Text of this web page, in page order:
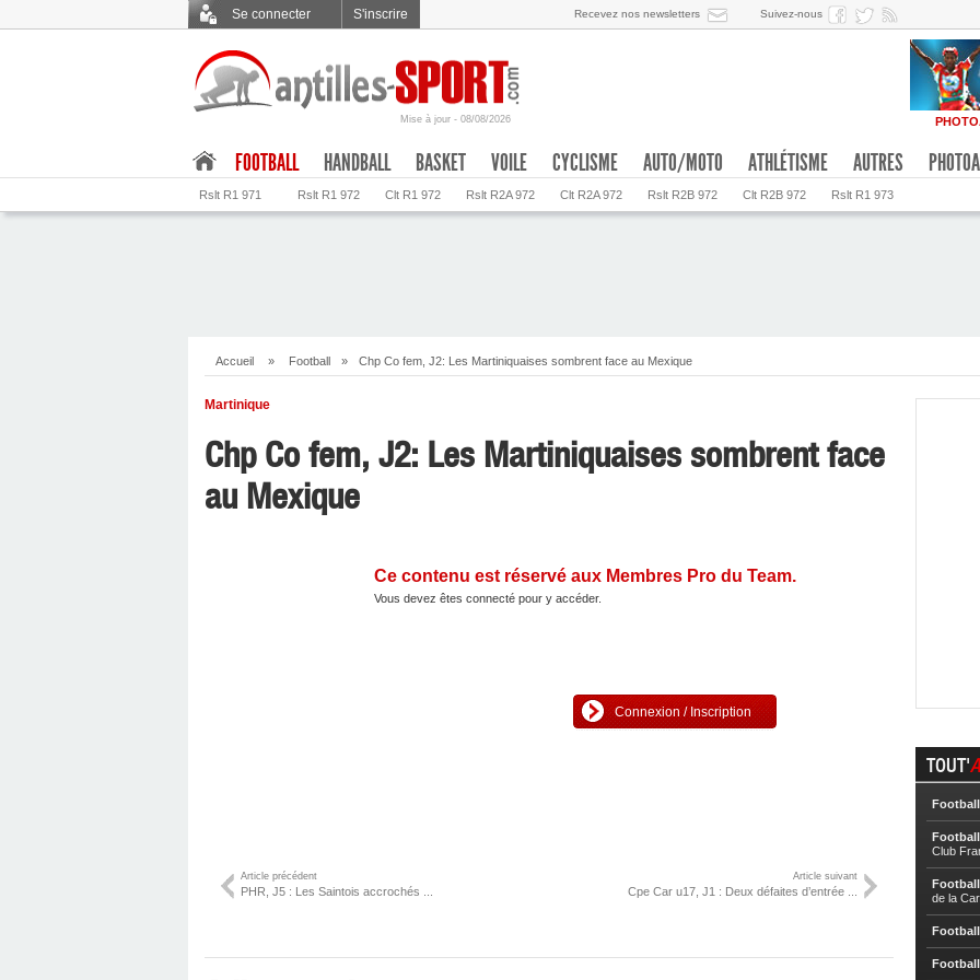
Se connecter S'inscrire Recevez nos newsletters Suivez-nous
Mise à jour - 08/08/2026
FOOTBALL
Rslt R1 971 Rslt R1 972 Clt R1 972 Rslt R2A 972 Clt R2A 972 Rslt R2B 972 Clt R2B 972 Rslt R1 973
HANDBALL BASKET VOILE CYCLISME AUTO/MOTO ATHLÉTISME AUTRES
Accueil » Football » Chp Co fem, J2: Les Martiniquaises sombrent face au Mexique
Martinique
Chp Co fem, J2: Les Martiniquaises sombrent face
au Mexique
Ce contenu est réservé aux Membres Pro du Team.
Vous devez êtes connecté pour y accéder.
Connexion / Inscription
Article précédent
PHR, J5 : Les Saintois accrochés ...
Article suivant
Cpe Car u17, J1 : Deux défaites d’entrée ...
TOUT'
Football
Football
Club
Football
de la
Football
Football